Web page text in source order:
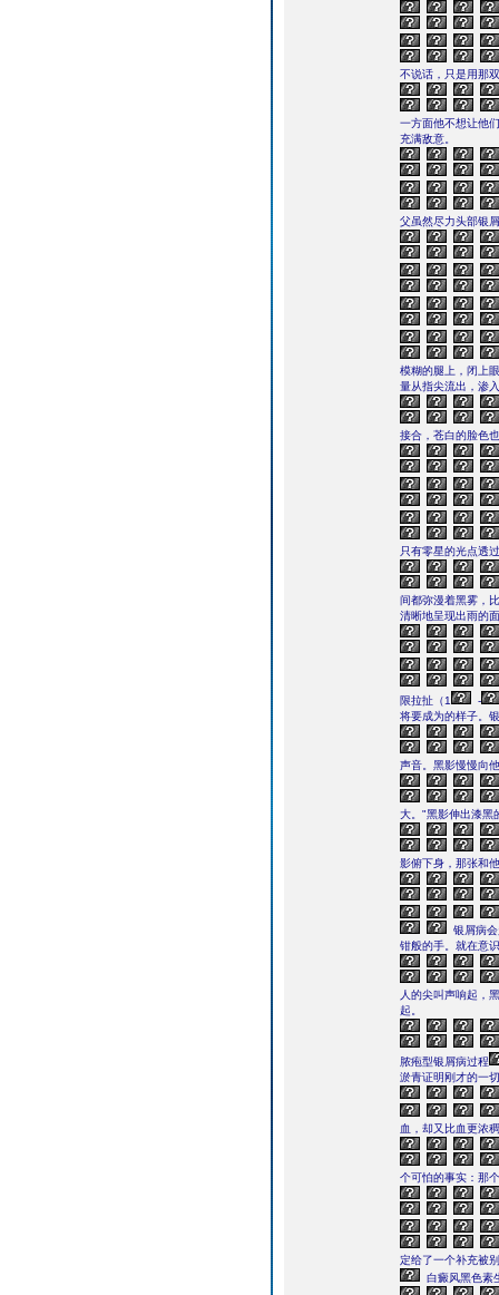
不说话，只是用那
一方面他不想让他
充满敌意。
父虽然尽力头部银
模糊的腿上，闭上
量从指尖流出，渗
接合，苍白的脸色
只有零星的光点透
间都弥漫着黑雾，
清晰地呈现出雨的
限拉扯（1
-
将要成为的样子。
声音。黑影慢慢向
大。"黑影伸出漆黑
影俯下身，那张和
银屑病
钳般的手。就在意
人的尖叫声响起，
起。
脓疱型银屑病过程
淤青证明刚才的一
血，却又比血更浓
个可怕的事实：那
定给了一个补充被
白癜风黑色素